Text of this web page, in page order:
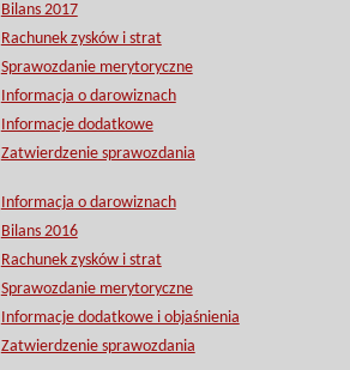
Bilans 2017
Rachunek zysków i strat
Sprawozdanie merytoryczne
Informacja o darowiznach
Informacje dodatkowe
Zatwierdzenie sprawozdania
Informacja o darowiznach
Bilans 2016
Rachunek zysków i strat
Sprawozdanie merytoryczne
Informacje dodatkowe i objaśnienia
Zatwierdzenie sprawozdania